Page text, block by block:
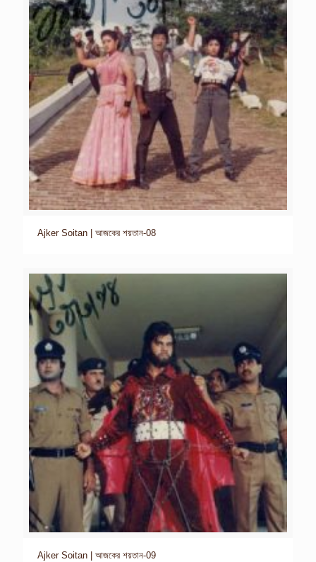
Ajker Soitan | আজকের শয়তান-08
Ajker Soitan | আজকের শয়তান-09